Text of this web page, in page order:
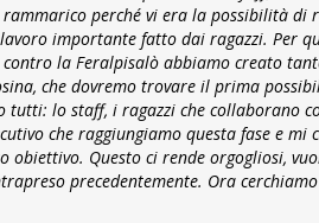
perché vi era la possibilità
importante fatto dai ragazzi. Per
la Feralpisalò abbiamo creato
che dovremo trovare il prima
tutti: lo staff, i ragazzi che collaborano
che raggiungiamo questa fase e
obiettivo. Questo ci rende orgogliosi,
precedentemente. Ora